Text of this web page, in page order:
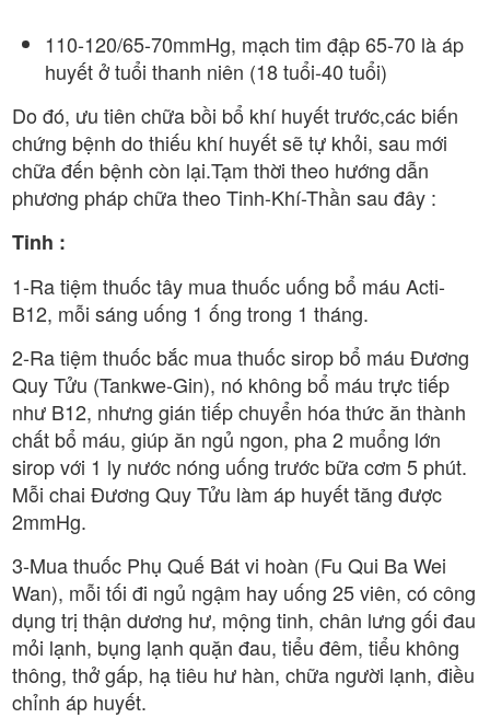
110-120/65-70mmHg, mạch tim đập 65-70 là áp
huyết ở tuổi thanh niên (18 tuổi-40 tuổi)
Do đó, ưu tiên chữa bồi bổ khí huyết trước,các biến
chứng bệnh do thiếu khí huyết sẽ tự khỏi, sau mới
chữa đến bệnh còn lại.Tạm thời theo hướng dẫn
phương pháp chữa theo Tinh-Khí-Thần sau đây :
Tinh :
1-Ra tiệm thuốc tây mua thuốc uống bổ máu Acti-
B12, mỗi sáng uống 1 ống trong 1 tháng.
2-Ra tiệm thuốc bắc mua thuốc sirop bổ máu Đương
Quy Tửu (Tankwe-Gin), nó không bổ máu trực tiếp
như B12, nhưng gián tiếp chuyển hóa thức ăn thành
chất bổ máu, giúp ăn ngủ ngon, pha 2 muổng lớn
sirop với 1 ly nước nóng uống trước bữa cơm 5 phút.
Mỗi chai Đương Quy Tửu làm áp huyết tăng được
2mmHg.
3-Mua thuốc Phụ Quế Bát vi hoàn (Fu Qui Ba Wei
Wan), mỗi tối đi ngủ ngậm hay uống 25 viên, có công
dụng trị thận dương hư, mộng tinh, chân lưng gối đau
mỏi lạnh, bụng lạnh quặn đau, tiểu đêm, tiểu không
thông, thở gấp, hạ tiêu hư hàn, chữa người lạnh, điều
chỉnh áp huyết.